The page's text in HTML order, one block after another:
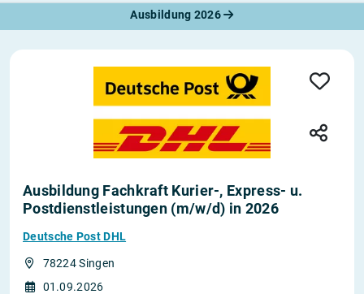
Ausbildung 2026
Ausbildung Fachkraft Kurier-, Express- u.
Postdienstleistungen (m/w/d) in 2026
Deutsche Post DHL
78224 Singen
01.09.2026